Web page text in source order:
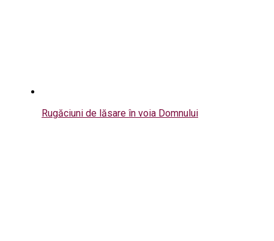
Rugăciuni de lăsare în voia Domnului